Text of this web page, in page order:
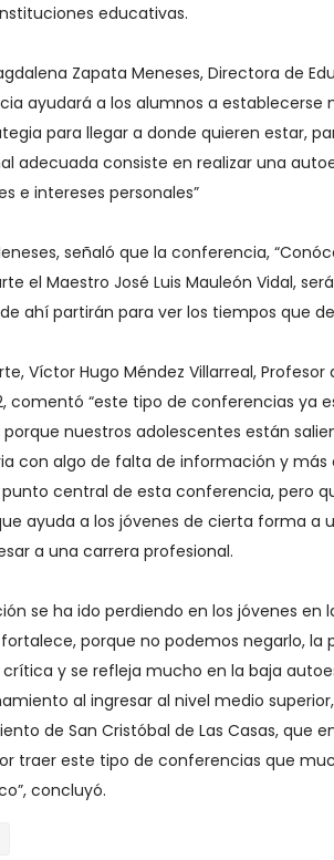
educativas.
Zapata Meneses, Directora de
ayudará a los alumnos a establecerse
para llegar a donde quieren estar,
adecuada consiste en realizar una
e intereses personales”
señaló que la conferencia,
el Maestro José Luis Mauleón Vidal,
ahí partirán para ver los tiempos que
Víctor Hugo Méndez Villarreal,
comentó “este tipo de conferencias ya
porque nuestros adolescentes están
con algo de falta de información y
central de esta conferencia, pero
ayuda a los jóvenes de cierta forma a
a una carrera profesional.
se ha ido perdiendo en los jóvenes
porque no podemos negarlo, la
y se refleja mucho en la baja
al ingresar al nivel medio
de San Cristóbal de Las Casas, que
traer este tipo de conferencias que
concluyó.